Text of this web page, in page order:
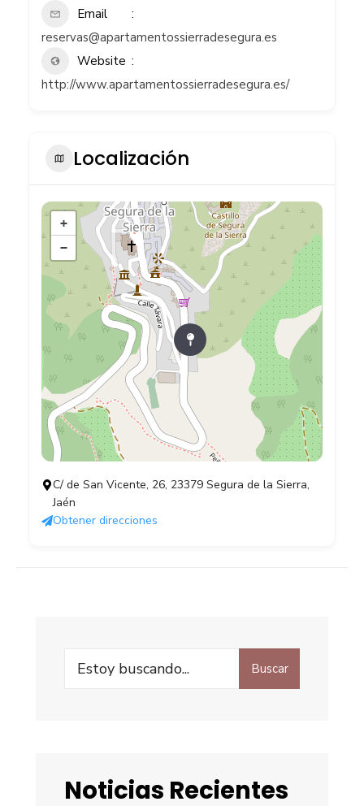
Email
reservas@apartamentossierradesegura.es
Website
http://www.apartamentossierradesegura.es/
Localización
+
−
C/ de San Vicente, 26, 23379 Segura de la Sierra,
Jaén
Obtener direcciones
Buscar
Noticias Recientes